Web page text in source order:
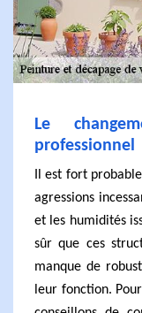
Le
professionnel
Il est fort
agressions
et les humidités
sûr que ces
manque de
leur fonction.